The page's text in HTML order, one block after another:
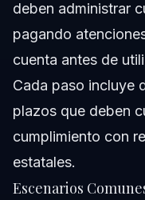
deben administrar
pagando
cuenta antes de
Cada paso incluye
plazos que deben
cumplimiento con
estatales.
Escenarios